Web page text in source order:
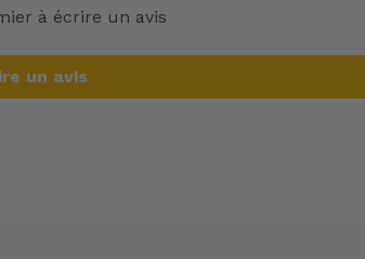
à écrire un avis
un avis